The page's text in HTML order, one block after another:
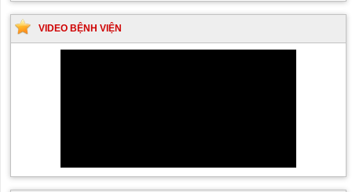
VIDEO BỆNH VIỆN